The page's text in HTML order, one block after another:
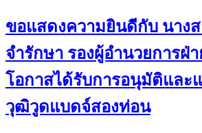
ขอแสดงความยินดีกับ นาง
จำรักษา รองผู้อำนวยการฝ่
โอกาสได้รับการอนุมัติแล
วุฒิวูดแบดจ์สองท่อน